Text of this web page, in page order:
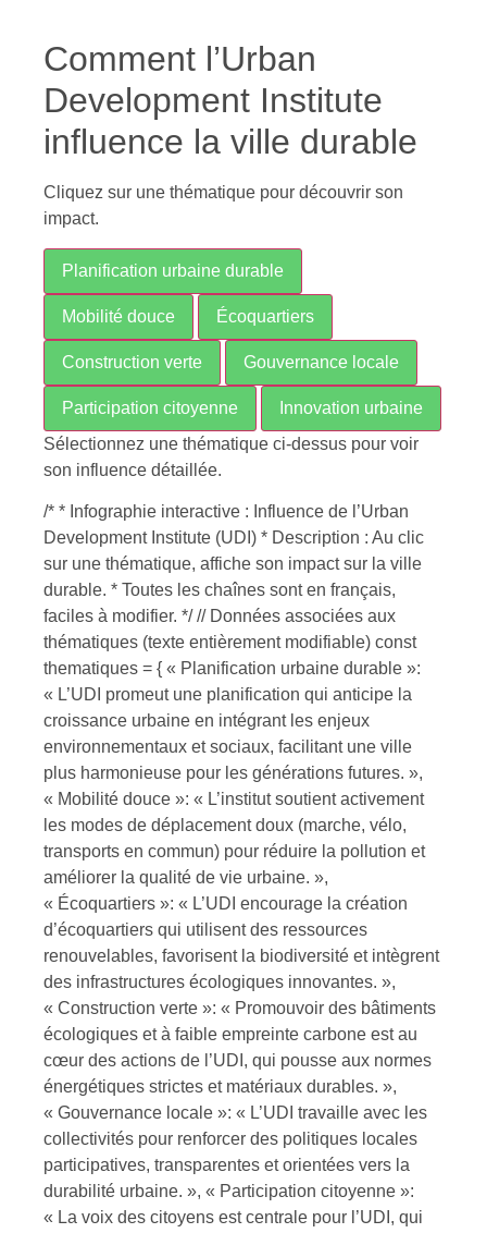
Comment l’Urban
Development Institute
influence la ville durable
Cliquez sur une thématique pour découvrir son
impact.
Planification urbaine durable
Mobilité douce Écoquartiers
Construction verte Gouvernance locale
Participation citoyenne
Innovation urbaine
Sélectionnez une thématique ci-dessus pour voir
son influence détaillée.
/* * Infographie interactive : Influence de l’Urban
Development Institute (UDI) * Description : Au clic
sur une thématique, affiche son impact sur la ville
durable. * Toutes les chaînes sont en français,
faciles à modifier. */ // Données associées aux
thématiques (texte entièrement modifiable) const
thematiques = { « Planification urbaine durable »:
« L’UDI promeut une planification qui anticipe la
croissance urbaine en intégrant les enjeux
environnementaux et sociaux, facilitant une ville
plus harmonieuse pour les générations futures. »,
« Mobilité douce »: « L’institut soutient activement
les modes de déplacement doux (marche, vélo,
transports en commun) pour réduire la pollution et
améliorer la qualité de vie urbaine. »,
« Écoquartiers »: « L’UDI encourage la création
d’écoquartiers qui utilisent des ressources
renouvelables, favorisent la biodiversité et intègrent
des infrastructures écologiques innovantes. »,
« Construction verte »: « Promouvoir des bâtiments
écologiques et à faible empreinte carbone est au
cœur des actions de l’UDI, qui pousse aux normes
énergétiques strictes et matériaux durables. »,
« Gouvernance locale »: « L’UDI travaille avec les
collectivités pour renforcer des politiques locales
participatives, transparentes et orientées vers la
durabilité urbaine. », « Participation citoyenne »:
« La voix des citoyens est centrale pour l’UDI, qui